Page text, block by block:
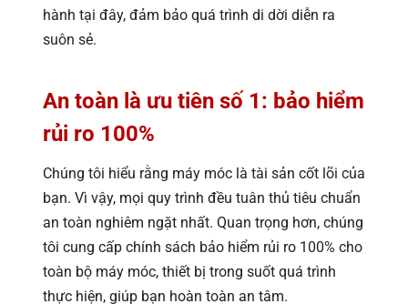
hành tại đây, đảm bảo quá trình di dời diễn ra
suôn sẻ.
An toàn là ưu tiên số 1: bảo hiểm
rủi ro 100%
Chúng tôi hiểu rằng máy móc là tài sản cốt lõi của
bạn. Vì vậy, mọi quy trình đều tuân thủ tiêu chuẩn
an toàn nghiêm ngặt nhất. Quan trọng hơn, chúng
tôi cung cấp chính sách bảo hiểm rủi ro 100% cho
toàn bộ máy móc, thiết bị trong suốt quá trình
thực hiện, giúp bạn hoàn toàn an tâm.